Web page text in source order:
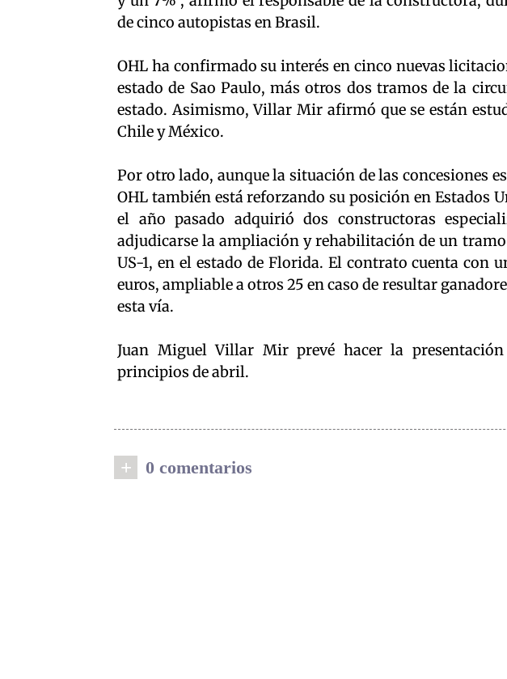
de cinco autopistas en Brasil.
OHL ha confirmado su interés en cinco nuevas
estado de Sao Paulo, más otros dos tramos de la
estado. Asimismo, Villar Mir afirmó que se están
Chile y México.
Por otro lado, aunque la situación de las concesiones
OHL también está reforzando su posición en Estados
el año pasado adquirió dos constructoras
adjudicarse la ampliación y rehabilitación de un
US-1, en el estado de Florida. El contrato cuenta con
euros, ampliable a otros 25 en caso de resultar
esta vía.
Juan Miguel Villar Mir prevé hacer la
principios de abril.
+ 0 comentarios